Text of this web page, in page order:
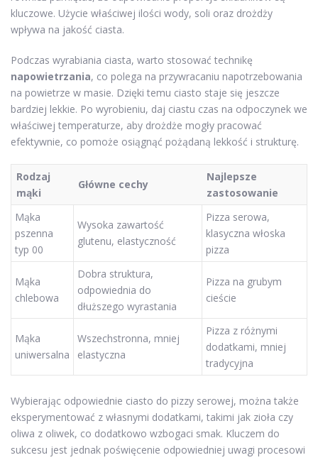
kluczowe. Użycie właściwej ilości wody, soli oraz drożdży
wpływa na jakość ciasta.
Podczas wyrabiania ciasta, warto stosować technikę
napowietrzania, co polega na przywracaniu napotrzebowania
na powietrze w masie. Dzięki temu ciasto staje się jeszcze
bardziej lekkie. Po wyrobieniu, daj ciastu czas na odpoczynek we
właściwej temperaturze, aby drożdże mogły pracować
efektywnie, co pomoże osiągnąć pożądaną lekkość i strukturę.
Rodzaj
mąki
Główne cechy
Najlepsze
zastosowanie
Mąka
pszenna
typ 00
Wysoka zawartość
glutenu, elastyczność
Pizza serowa,
klasyczna włoska
pizza
Mąka
chlebowa
Dobra struktura,
odpowiednia do
dłuższego wyrastania
Pizza na grubym
cieście
Mąka
uniwersalna
Wszechstronna, mniej
elastyczna
Pizza z różnymi
dodatkami, mniej
tradycyjna
Wybierając odpowiednie ciasto do pizzy serowej, można także
eksperymentować z własnymi dodatkami, takimi jak zioła czy
oliwa z oliwek, co dodatkowo wzbogaci smak. Kluczem do
sukcesu jest jednak poświęcenie odpowiedniej uwagi procesowi